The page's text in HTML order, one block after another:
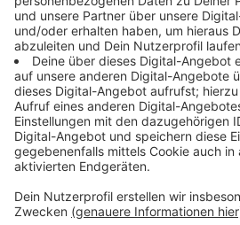
Erbbauvertrag abgeschlossen
1. Januar die Verantwortung für
teilte die Ahauser Verwaltung
denkmalgeschützte Haus
und energetisch saniert. Im
Einliegerwohnung entstehen. Im
künftig kleinere Veranstaltungen
Sommer ein Cafe.
Anzeige